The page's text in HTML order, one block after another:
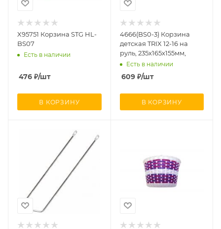
X95751 Корзина STG HL-
BS07
Есть в наличии
476 ₽/шт
В КОРЗИНУ
4666(BS0-3) Корзина
детская TRIX 12-16 на
руль, 235х165х155мм,
Есть в наличии
609₽/шт
В КОРЗИНУ